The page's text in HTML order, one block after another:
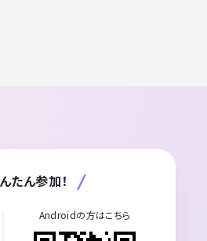
たん参加！
Androidの方はこちら